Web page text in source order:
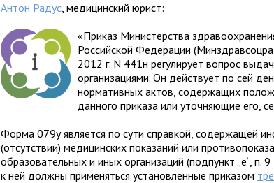
Антон Радус, медицинский юрист:
«Приказ Министерства
Российской Федерации
2012 г. N 441н регулирует вопрос
организациями. Он действует по сей
нормативных актов, содержащих
данного приказа или уточняющие его,
Форма 079у является по сути справкой, содержащей
(отсутствии) медицинских показаний или
образовательных и иных организаций (подпункт „е“, п.
к ней должны применяться установленные приказом